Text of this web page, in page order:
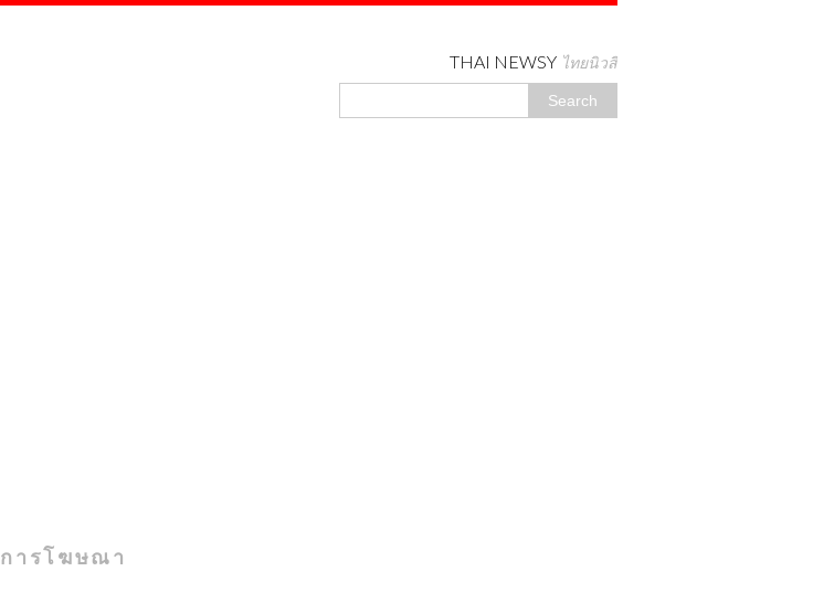
THAI NEWSY ไทยนิวสี่
การโฆษณา